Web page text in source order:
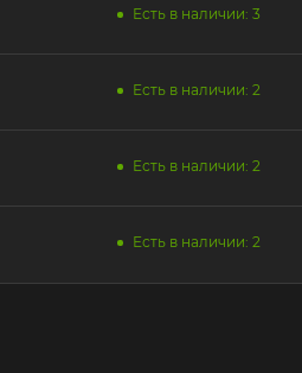
Есть в наличии: 3
Есть в наличии: 2
Есть в наличии: 2
Есть в наличии: 2